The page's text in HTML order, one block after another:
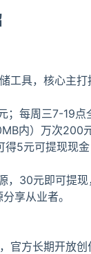
工具，核心主
每周三7-19点
内）万次200元
5元可提现现
30元即可提现
享从业者。
官方长期开放